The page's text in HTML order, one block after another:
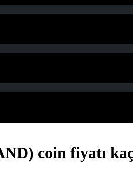
coin fiyatı